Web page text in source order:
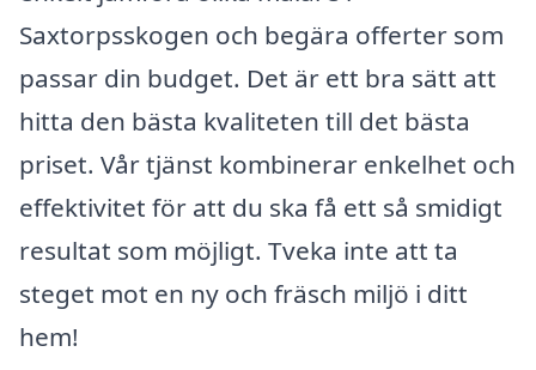
Saxtorpsskogen och begära offerter som
passar din budget. Det är ett bra sätt att
hitta den bästa kvaliteten till det bästa
priset. Vår tjänst kombinerar enkelhet och
effektivitet för att du ska få ett så smidigt
resultat som möjligt. Tveka inte att ta
steget mot en ny och fräsch miljö i ditt
hem!